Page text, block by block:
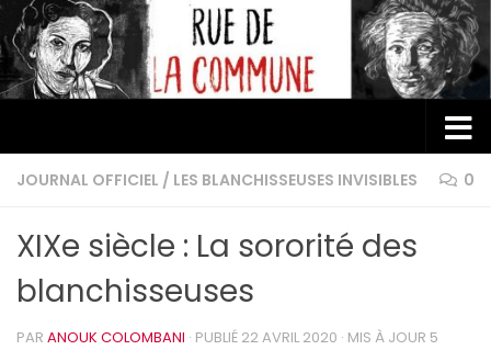
Au dessous du contenu
JOURNAL OFFICIEL / LES BLANCHISSEUSES INVISIBLES 0
XIXe siècle : La sororité des
blanchisseuses
PAR ANOUK COLOMBANI · PUBLIÉ 22 AVRIL 2020 · MIS À JOUR 5